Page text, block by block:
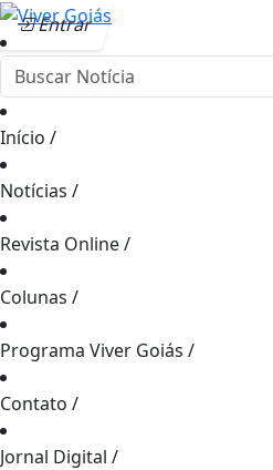
Entrar
Início /
Notícias /
Revista Online/
Colunas /
Programa Viver Goiás /
Contato /
Jornal Digital /